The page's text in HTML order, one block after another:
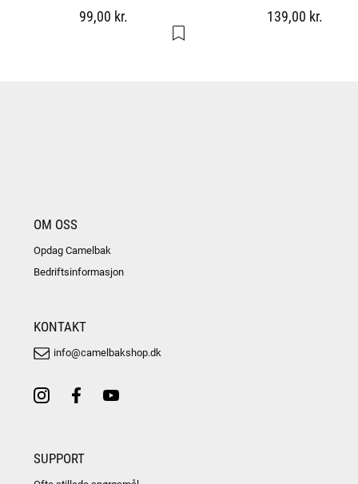
99,00 kr. 139,00 kr.
OM OSS
Opdag Camelbak
Bedriftsinformasjon
KONTAKT
info@camelbakshop.dk
SUPPORT